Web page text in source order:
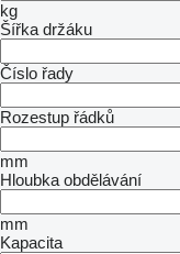
kg
Šířka držáku
Číslo řady
Rozestup řádků
mm
Hloubka obdělávání
mm
Kapacita